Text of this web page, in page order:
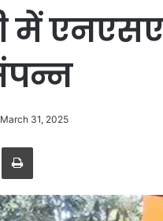
में
March 31, 2025
via Email Print